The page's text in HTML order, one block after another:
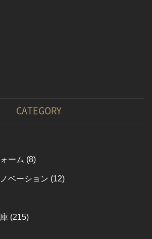
CATEGORY
ーム (8)
ベーション (12)
(215)